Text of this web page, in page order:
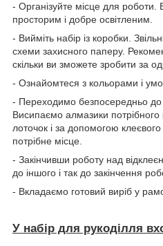
- Організуйте місце для роботи.
просторим і добре освітленим.
- Вийміть набір із коробки.
схеми захисного паперу.
скільки ви зможете зробити за
- Ознайомтеся з кольорами і
- Переходимо безпосередньо до
Висипаємо алмазики
лоточок і за допомогою
потрібне місце.
- Закінчивши роботу над
до іншого і так до закінчення
- Вкладаємо готовий виріб у
У набір для рукоділля